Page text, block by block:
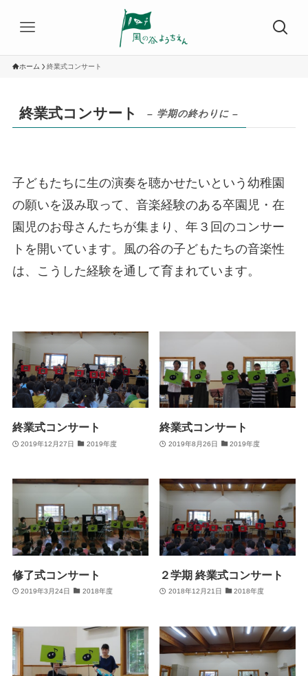
ホーム 終業式コンサート
終業式コンサート – 学期の終わりに –
子どもたちに生の演奏を聴かせたいという幼稚園
の願いを汲み取って、音楽経験のある卒園児・在
園児のお母さんたちが集まり、年３回のコンサー
トを開いています。風の谷の子どもたちの音楽性
は、こうした経験を通して育まれています。
終業式コンサート
2019年12月27日 2019年度
終業式コンサート
2019年8月26日 2019年度
修了式コンサート
2019年3月24日 2018年度
２学期 終業式コンサート
2018年12月21日 2018年度